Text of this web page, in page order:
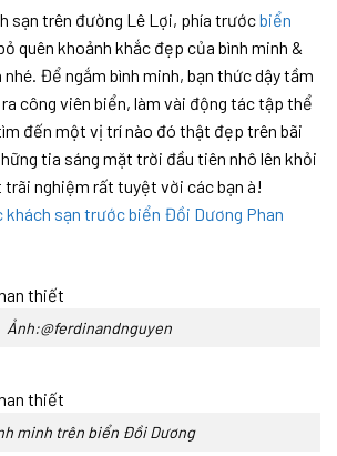
sạn trên đường Lê Lợi, phía trướcbiển
quên khoảnh khắc đẹp của bình minh &
Để ngắm bình minh, bạn thức dậy tầm
công viên biển, làm vài động tác tập thể
đến một vị trí nào đó thật đẹp trên bãi
tia sáng mặt trời đầu tiên nhô lên khỏi
nghiệm rất tuyệt vời các bạn à!
khách sạn trước biển Đồi Dương Phan
Ảnh:@ferdinandnguyen
minh trên biển Đồi Dương